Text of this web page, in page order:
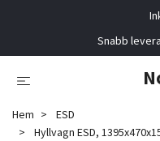
Snabb
Hem
ESD
Hyllvagn ESD,